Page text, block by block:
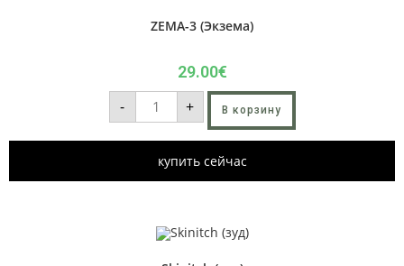
ZEMA-3 (Экзема)
29.00€
- + В корзину
купить сейчас